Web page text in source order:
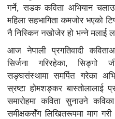
गर्ने, सडक कविता अभियान
महिला सहभागिता कमजोर भएको
नै निस्किन नखोजेर हो भन्ने मलाई
आज नेपाली प्रगतिवादी
सिर्जना गरिरहेका, सिङ्गो
सङ्घसंस्थामा समर्पित गरेका
स्रष्टा होमशङ्कर बास्तोलालाई
समारोहमा कविता सुनाउने कविका
समीक्षकसँग लिखितरूपमा माग गरी